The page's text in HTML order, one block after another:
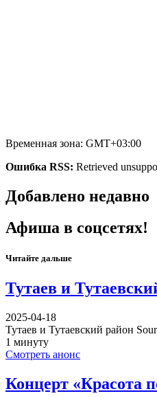
Временная зона: GMT+03:00
Ошибка RSS: Retrieved
Добавлено недавно
Афиша в соцсетях!
Читайте дальше
Тутаев и
2025-04-18
Тутаев и Тутаевский район
1 минуту
Смотреть анонс
Концерт «Красота